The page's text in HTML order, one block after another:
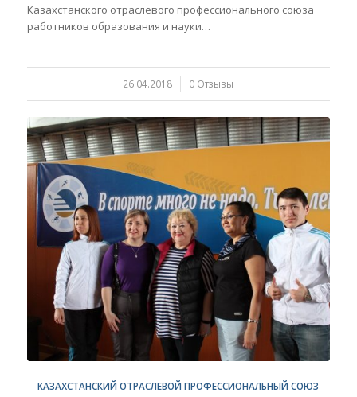
Казахстанского отраслевого профессионального союза
работников образования и науки…
26.04.2018
/ 0 Отзывы
КАЗАХСТАНСКИЙ ОТРАСЛЕВОЙ ПРОФЕССИОНАЛЬНЫЙ СОЮЗ